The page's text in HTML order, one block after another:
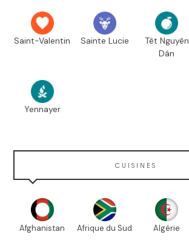
Saint-Valentin Sainte Lucie
Têt Nguyên
Dán
Yennayer
CUISINES
Afghanistan Afrique du Sud Algérie